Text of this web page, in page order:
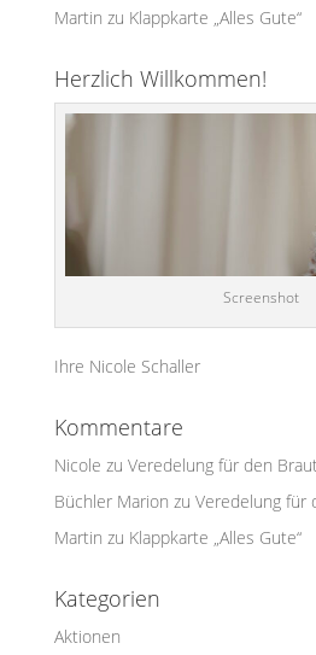
Martin zu Klappkarte „Alles Gute“
Herzlich Willkommen!
Screenshot
Ihre Nicole Schaller
Kommentare
Nicole zu Veredelung für den
Büchler Marion zu Veredelung für
Martin zu Klappkarte „Alles Gute“
Kategorien
Aktionen